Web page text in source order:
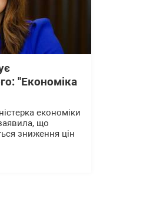
"Економіка
економіки
що
зниження цін